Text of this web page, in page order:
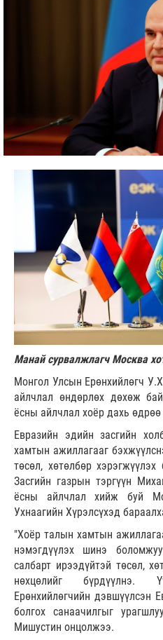
Манай сурвалжлагч Москва
Монгол Улсын Ерөнхийлөгч
айлчлал өндөрлөх дөхөж
ёсны айлчлал хоёр дахь
Евразийн эдийн засгийн
хамтын ажиллагааг
төсөл, хөтөлбөр
Засгийн газрын тэргүүн
ёсны айлчлал хийж буй
Ухнаагийн Хүрэлсүхэд
"Хоёр талын хамтын
нэмэгдүүлэх шинэ
салбарт ирээдүйтэй төсөл,
нөхцөлийг бүрдүүлнэ.
Ерөнхийлөгчийн дэвшүүлсэн
болгох санаачилгыг
Мишустин онцолжээ.